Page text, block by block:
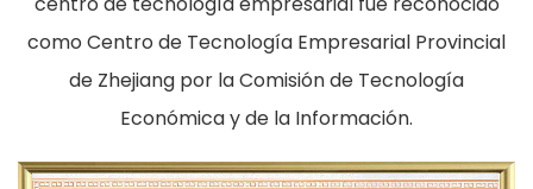
como Centro de Tecnología Empresarial Provincial
de Zhejiang por la Comisión de Tecnología
Económica y de la Información.